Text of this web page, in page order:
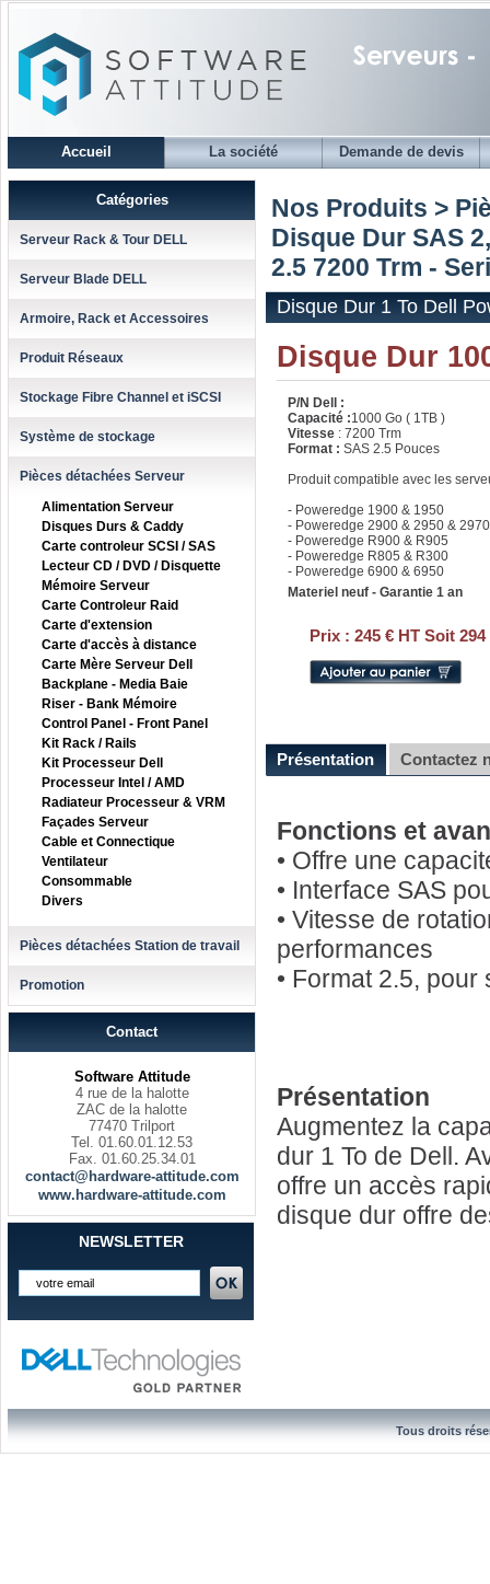
Accueil La société Demande de devis
Catégories
Serveur Rack & Tour DELL
Serveur Blade DELL
Armoire, Rack et Accessoires
Produit Réseaux
Stockage Fibre Channel et iSCSI
Système de stockage
Pièces détachées Serveur
Alimentation Serveur
Disques Durs & Caddy
Carte controleur SCSI / SAS
Lecteur CD / DVD / Disquette
Mémoire Serveur
Carte Controleur Raid
Carte d'extension
Carte d'accès à distance
Carte Mère Serveur Dell
Backplane - Media Baie
Riser - Bank Mémoire
Control Panel - Front Panel
Kit Rack / Rails
Kit Processeur Dell
Processeur Intel / AMD
Radiateur Processeur & VRM
Façades Serveur
Cable et Connectique
Ventilateur
Consommable
Divers
Pièces détachées Station de travail
Promotion
Contact
Software Attitude
4 rue de la halotte
ZAC de la halotte
77470 Trilport
Tel. 01.60.01.12.53
Fax. 01.60.25.34.01
contact@hardware-attitude.com
www.hardware-attitude.com
NEWSLETTER
Nos Produits >
Disque Dur SAS
2.5 7200 Trm -
Disque Dur 1 To Dell
Disque Dur
P/N Dell :
Capacité :1000 Go ( 1TB )
Vitesse : 7200 Trm
Format : SAS 2.5 Pouces
Produit compatible avec les
- Poweredge 1900 & 1950
- Poweredge 2900 & 2950 & 2970
- Poweredge R900 & R905
- Poweredge R805 & R300
- Poweredge 6900 & 6950
Materiel neuf - Garantie 1 an
Prix : 245 € HT Soit 294
Présentation Contactez
Fonctions et
• Offre une
• Interface SAS
• Vitesse de
performances
• Format 2.5,
Présentation
Augmentez la
dur 1 To de Dell.
offre un accès
disque dur offre
Tous droits